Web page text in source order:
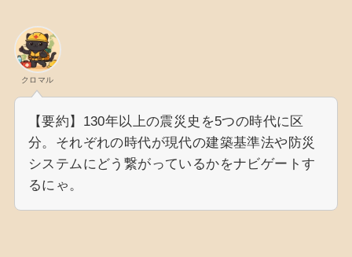
クロマル
【要約】130年以上の震災史を5つの時代に区
分。それぞれの時代が現代の建築基準法や防災
システムにどう繋がっているかをナビゲートす
るにゃ。